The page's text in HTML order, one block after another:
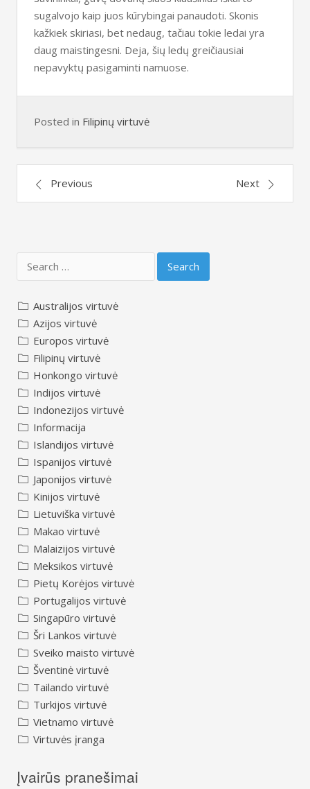
sugalvojo kaip juos kūrybingai panaudoti. Skonis
kažkiek skiriasi, bet nedaug, tačiau tokie ledai yra
daug maistingesni. Deja, šių ledų greičiausiai
nepavyktų pasigaminti namuose.
Posted in Filipinų virtuvė
PostPrevious Next
for:
Australijos virtuvė
Azijos virtuvė
Europos virtuvė
Filipinų virtuvė
Honkongo virtuvė
Indijos virtuvė
Indonezijos virtuvė
Informacija
Islandijos virtuvė
Ispanijos virtuvė
Japonijos virtuvė
Kinijos virtuvė
Lietuviška virtuvė
Makao virtuvė
Malaizijos virtuvė
Meksikos virtuvė
Pietų Korėjos virtuvė
Portugalijos virtuvė
Singapūro virtuvė
Šri Lankos virtuvė
Sveiko maisto virtuvė
Šventinė virtuvė
Tailando virtuvė
Turkijos virtuvė
Vietnamo virtuvė
Virtuvės įranga
Įvairūs pranešimai